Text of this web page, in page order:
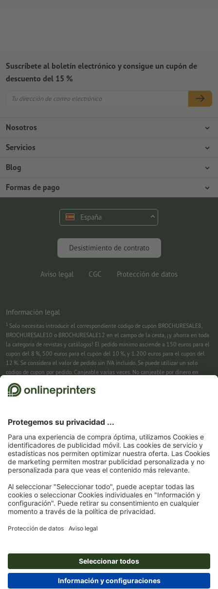
Nosotros
Empresa
Protección del medio ambiente
Servicios
Formas de pago
Programa Premium
Blog
Tutoriales de Photoshop
Fuentes y Herramientas
Formas de pago
Suscríbete al boletín electrónico y consigue un cupón de
descuento del 15 %
España
Desistimiento de contrato
Aviso legal CGC Protección de datos
Información legal
1 Solo necesitas introducir el correspondiente código de cupón BROCHURESALE8,
BROCHURESALE10 o BROCHURESALE12 en el campo de la cesta, ¡y ahorra en toda
la categoría de revistas y catálogos! El pedido mínimo asciende a 150 euros para el
cupón del 8 %, 500 euros para el cupón del 10 %, y 1.200 euros para el cupón del
12 %. Se considera el valor de pedido sin IVA incluido. Se puede utilizar un solo
código de cupón por pedido. Canjeable varias veces. No canjeable por dinero en
efectivo. No acumulable con otras promociones. La promoción es válida hasta el
31/08/2026 inclusive.
nuestro boletín. Por supuesto, te puedes dar de baja en cualquier momento. Importe
máximo del descuento: 150 € del valor del pedido (sin IVA). Canjeable sólo una vez.
Sin pedido mínimo. No canjeable por dinero en efectivo. No acumulable con otras
promociones ni códigos de descuento.La validez del cupón es de seis semanas tras
la recepción.
3
cesta, y ahorra en productos seleccionados. Sin pedido mínimo. Canjeable varias
veces. No canjeable por dinero en efectivo. No acumulable con otras promociones.
La promoción es válida hasta el 31/08/2026 inclusive.
productos seleccionados. Sin pedido mínimo. Canjeable varias veces. No canjeable